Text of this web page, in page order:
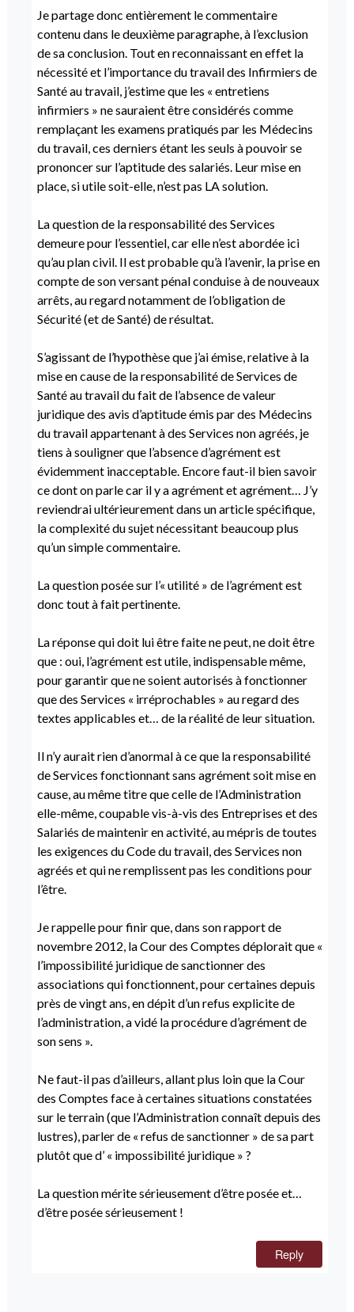
Je partage donc entièrement le commentaire
contenu dans le deuxième paragraphe, à l’exclusion
de sa conclusion. Tout en reconnaissant en effet la
nécessité et l’importance du travail des Infirmiers de
Santé au travail, j’estime que les « entretiens
infirmiers » ne sauraient être considérés comme
remplaçant les examens pratiqués par les Médecins
du travail, ces derniers étant les seuls à pouvoir se
prononcer sur l’aptitude des salariés. Leur mise en
place, si utile soit-elle, n’est pas LA solution.
La question de la responsabilité des Services
demeure pour l’essentiel, car elle n’est abordée ici
qu’au plan civil. Il est probable qu’à l’avenir, la prise en
compte de son versant pénal conduise à de nouveaux
arrêts, au regard notamment de l’obligation de
Sécurité (et de Santé) de résultat.
S’agissant de l’hypothèse que j’ai émise, relative à la
mise en cause de la responsabilité de Services de
Santé au travail du fait de l’absence de valeur
juridique des avis d’aptitude émis par des Médecins
du travail appartenant à des Services non agréés, je
tiens à souligner que l’absence d’agrément est
évidemment inacceptable. Encore faut-il bien savoir
ce dont on parle car il y a agrément et agrément… J’y
reviendrai ultérieurement dans un article spécifique,
la complexité du sujet nécessitant beaucoup plus
qu’un simple commentaire.
La question posée sur l’« utilité » de l’agrément est
donc tout à fait pertinente.
La réponse qui doit lui être faite ne peut, ne doit être
que : oui, l’agrément est utile, indispensable même,
pour garantir que ne soient autorisés à fonctionner
que des Services « irréprochables » au regard des
textes applicables et… de la réalité de leur situation.
Il n’y aurait rien d’anormal à ce que la responsabilité
de Services fonctionnant sans agrément soit mise en
cause, au même titre que celle de l’Administration
elle-même, coupable vis-à-vis des Entreprises et des
Salariés de maintenir en activité, au mépris de toutes
les exigences du Code du travail, des Services non
agréés et qui ne remplissent pas les conditions pour
l’être.
Je rappelle pour finir que, dans son rapport de
novembre 2012, la Cour des Comptes déplorait que «
l’impossibilité juridique de sanctionner des
associations qui fonctionnent, pour certaines depuis
près de vingt ans, en dépit d’un refus explicite de
l’administration, a vidé la procédure d’agrément de
son sens ».
Ne faut-il pas d’ailleurs, allant plus loin que la Cour
des Comptes face à certaines situations constatées
sur le terrain (que l’Administration connaît depuis des
lustres), parler de « refus de sanctionner » de sa part
plutôt que d’ « impossibilité juridique » ?
La question mérite sérieusement d’être posée et…
d’être posée sérieusement !
Reply